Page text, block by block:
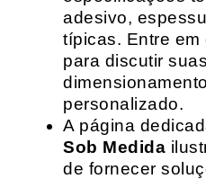
adesivo,
típicas. Entre
para discutir
personalizado.
A página
Sob Medida
de fornecer